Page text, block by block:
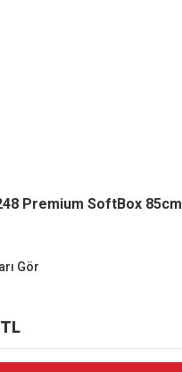
Premium SoftBox 85cm
Gör